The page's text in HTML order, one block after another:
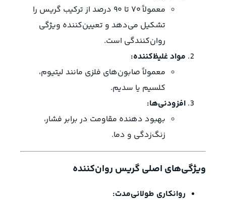
معمولاً 70 تا 90 درصد از ترکیب گریس را
تشکیل می‌دهد و تعیین‌کننده ویژگی
روان‌کنندگی است.
مواد غلیظ‌کننده:
معمولاً صابون‌های فلزی مانند لیتیوم،
کلسیم یا سدیم.
افزودنی‌ها:
بهبود دهنده مقاومت در برابر فشار،
زنگ‌زدگی و دما.
ویژگی‌های اصلی گریس روان‌کننده
روانکاری طولانی‌مدت: